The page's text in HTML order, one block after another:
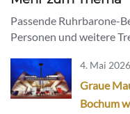
Passende Ruhrbarone-
Personen und weitere
4. Mai
Graue
Bochum